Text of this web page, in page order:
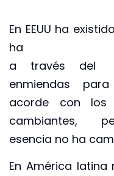
En EEUU ha
ha
a través del
enmiendas
acorde con los
cambiantes,
esencia no ha
En América